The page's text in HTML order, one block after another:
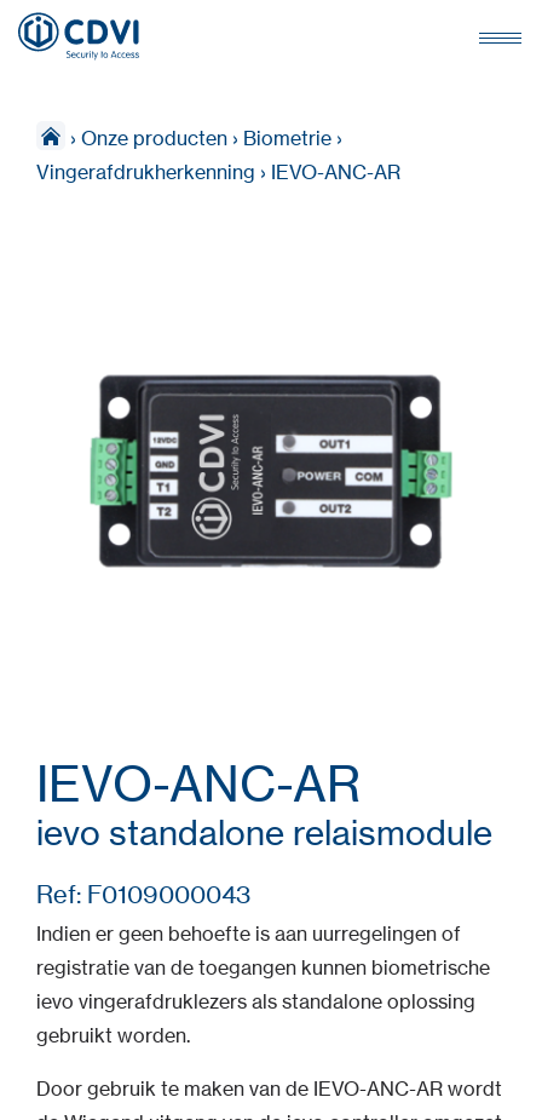
› Onze producten › Biometrie ›
Vingerafdrukherkenning › IEVO-ANC-AR
IEVO-ANC-AR
ievo standalone relaismodule
Ref: F0109000043
Indien er geen behoefte is aan uurregelingen of
registratie van de toegangen kunnen biometrische
ievo vingerafdruklezers als standalone oplossing
gebruikt worden.
Door gebruik te maken van de IEVO-ANC-AR wordt